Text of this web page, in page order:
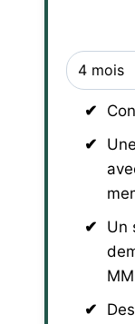
Un